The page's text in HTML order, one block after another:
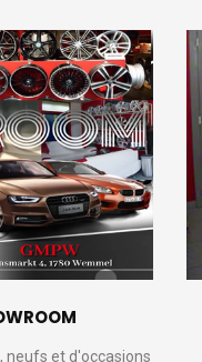
neufs et d'occasions